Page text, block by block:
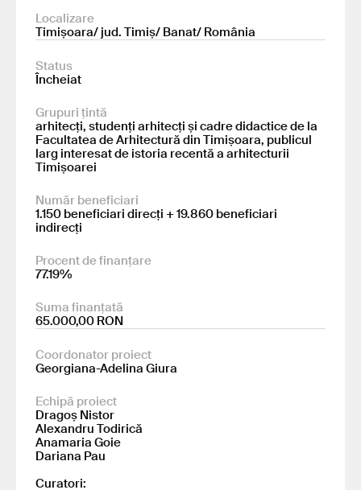
Localizare
Timișoara/ jud. Timiș/ Banat/ România
Status
Încheiat
Grupuri țintă
arhitecți, studenți arhitecți și cadre didactice de la
Facultatea de Arhitectură din Timișoara, publicul
larg interesat de istoria recentă a arhitecturii
Timișoarei
Număr beneficiari
1.150 beneficiari direcți + 19.860 beneficiari
indirecți
Procent de finanțare
77.19%
Suma finanțată
65.000,00 RON
Coordonator proiect
Georgiana-Adelina Giura
Echipă proiect
Dragoș Nistor
Alexandru Todirică
Anamaria Goie
Dariana Pau
Curatori: